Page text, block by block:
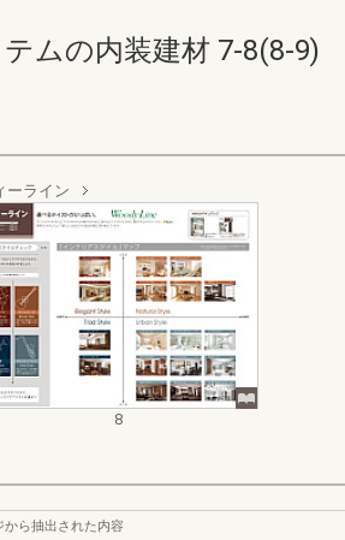
テムの内装建材 7-8(8-9)
ーライン
8
から抽出された内容